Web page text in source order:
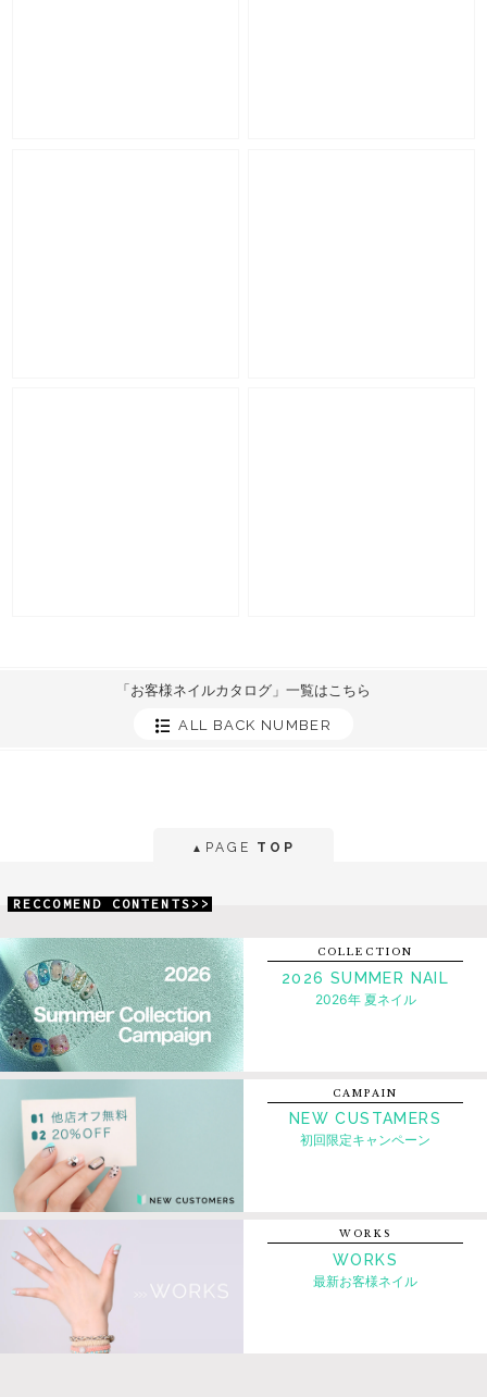
「お客様ネイルカタログ」一覧はこちら
ALL BACK NUMBER
▲ PAGE TOP
RECCOMEND CONTENTS>>
COLLECTION
2026 SUMMER NAIL
2026年 夏ネイル
CAMPAIN
NEW CUSTAMERS
初回限定キャンペーン
WORKS
WORKS
最新お客様ネイル